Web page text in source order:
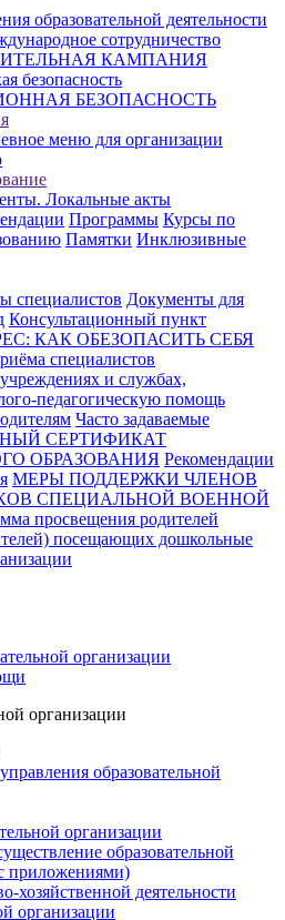
образовательной деятельности
сотрудничество
КАМПАНИЯ
безопасность
БЕЗОПАСНОСТЬ
меню для организации
Локальные акты
Программы Курсы по
Памятки Инклюзивные
специалистов Документы для
Консультационный пункт
КАК ОБЕЗОПАСИТЬ СЕБЯ
специалистов
и службах,
педагогическую помощь
Часто задаваемые
СЕРТИФИКАТ
ОБРАЗОВАНИЯ Рекомендации
МЕРЫ ПОДДЕРЖКИ ЧЛЕНОВ
СПЕЦИАЛЬНОЙ ВОЕННОЙ
просвещения родителей
посещающих дошкольные
организации
организации
образовательной
организации
образовательной
приложениями)
хозяйственной деятельности
организации